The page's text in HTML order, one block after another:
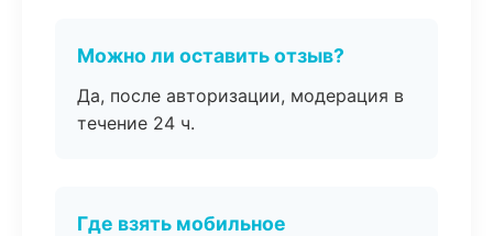
Можно ли оставить отзыв?
Да, после авторизации, модерация в
течение 24 ч.
Где взять мобильное